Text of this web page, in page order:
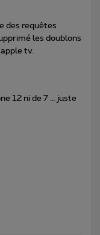
des requêtes
les doublons
tv.
12 ni de 7 … juste